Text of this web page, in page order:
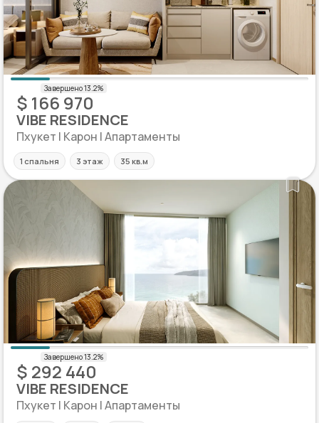
$ 166 970
VIBE RESIDENCE
Пхукет | Карон | Апартаменты
1 спальня 3 этаж 35 кв.м
$ 292 440
VIBE RESIDENCE
Пхукет | Карон | Апартаменты